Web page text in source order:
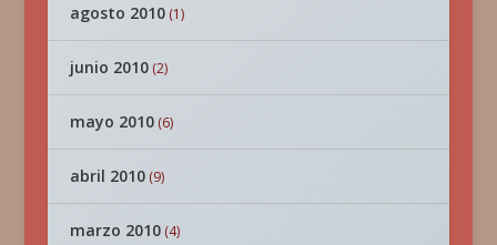
agosto 2010(1)
junio 2010(2)
mayo 2010(6)
abril 2010(9)
marzo 2010(4)